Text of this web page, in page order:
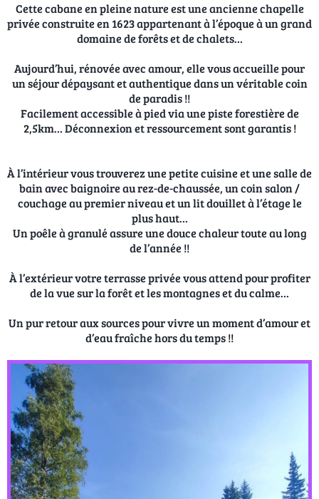
Cette cabane en pleine nature est une ancienne chapelle
privée construite en 1623 appartenant à l’époque à un grand
domaine de forêts et de chalets…
Aujourd’hui, rénovée avec amour, elle vous accueille pour
un séjour dépaysant et authentique dans un véritable coin
de paradis !!
Facilement accessible à pied via une piste forestière de
2,5km… Déconnexion et ressourcement sont garantis !
À l’intérieur vous trouverez une petite cuisine et une salle de
bain avec baignoire au rez-de-chaussée, un coin salon /
couchage au premier niveau et un lit douillet à l’étage le
plus haut…
Un poêle à granulé assure une douce chaleur toute au long
de l’année !!
À l’extérieur votre terrasse privée vous attend pour profiter
de la vue sur la forêt et les montagnes et du calme…
Un pur retour aux sources pour vivre un moment d’amour et
d’eau fraîche hors du temps !!